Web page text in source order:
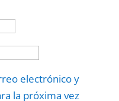
electrónico y
la próxima vez